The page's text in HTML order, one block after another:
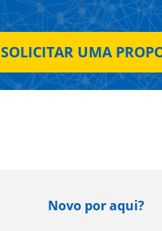
SOLICITAR UMA
Novo por aqui?